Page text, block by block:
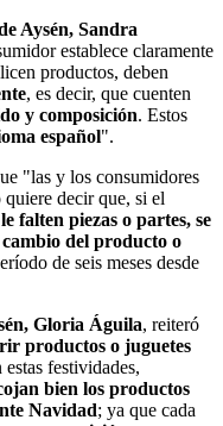
Aysén, Sandra
establece claramente
productos, deben
, es decir, que cuenten
y composición. Estos
español".
"las y los consumidores
quiere decir que, si el
falten piezas o partes, se
del producto o
de seis meses desde
Gloria Águila, reiteró
productos o juguetes
estas festividades,
bien los productos
Navidad; ya que cada